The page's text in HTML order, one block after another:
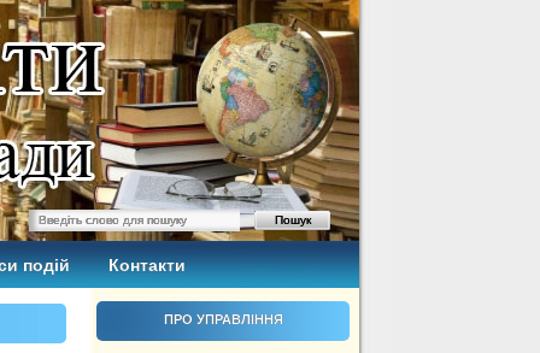
подій Контакти
ПРО УПРАВЛІННЯ